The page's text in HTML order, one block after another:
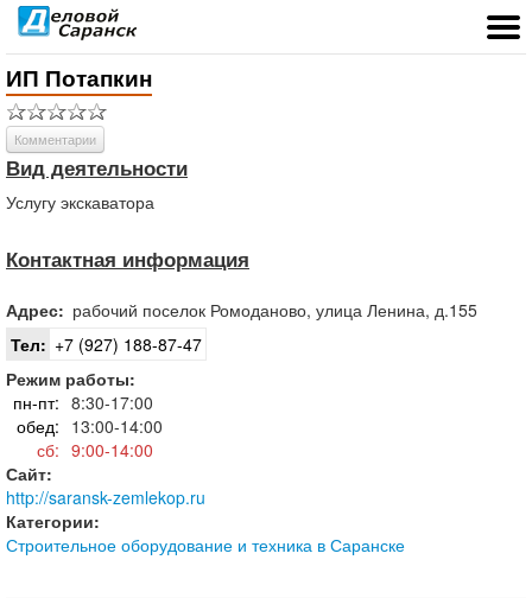
ИП Потапкин
Комментарии
Вид деятельности
Услугу экскаватора
Контактная информация
Адрес: рабочий поселок Ромоданово, улица Ленина, д.155
Тел: +7 (927) 188-87-47
Режим работы:
пн-пт: 8:30-17:00
обед: 13:00-14:00
сб: 9:00-14:00
Сайт:
http://saransk-zemlekop.ru
Категории:
Строительное оборудование и техника в Саранске